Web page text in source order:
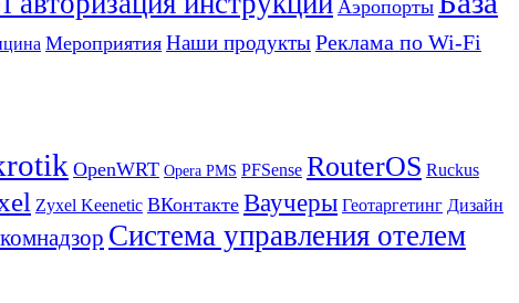
Аэропорты
Мероприятия Наши продуктыРеклама по Wi-Fi
OpenWRT Opera PMS PFSense RouterOS Ruckus
Zyxel Keenetic ВКонтакте Ваучеры Геотаргетинг Дизайн
Система управления отелем